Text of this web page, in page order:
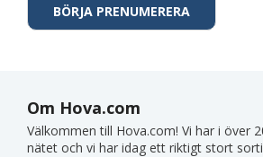
Om Hova.com
Välkommen till Hova.com! Vi har i över
nätet och vi har idag ett riktigt stort